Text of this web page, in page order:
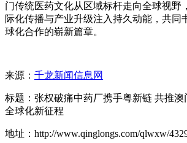
门传统医药文化从区域标杆走向全球视野
际化传播与产业升级注入持久动能，共同
球化合作的崭新篇章。
来源： 千龙新闻信息网
标题：张权破痛中药厂携手粤新链 共推
全球化新征程
地址：http://www.qinglongs.com/qlwxw/